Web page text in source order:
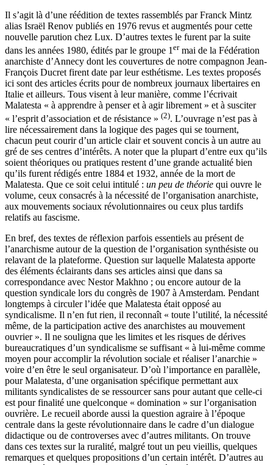
Il s’agit là d’une réédition de textes rassemblés par Franck Mintz
alias Israël Renov publiés en 1976 revus et augmentés pour cette
nouvelle parution chez Lux. D’autres textes le furent par la suite
dans les années 1980, édités par le groupe 1 ermai de la Fédération
anarchiste d’Annecy dont les couvertures de notre compagnon Jean-
François Ducret firent date par leur esthétisme. Les textes proposés
ici sont des articles écrits pour de nombreux journaux libertaires en
Italie et ailleurs. Tous visent à leur manière, comme l’écrivait
Malatesta « à apprendre à penser et à agir librement » et à susciter
« l’esprit d’association et de résistance » (2). L’ouvrage n’est pas à
lire nécessairement dans la logique des pages qui se tournent,
chacun peut courir d’un article clair et souvent concis à un autre au
gré de ses centres d’intérêts. A noter que la plupart d’entre eux qu’ils
soient théoriques ou pratiques restent d’une grande actualité bien
qu’ils furent rédigés entre 1884 et 1932, année de la mort de
Malatesta. Que ce soit celui intitulé : un peu de théorie qui ouvre le
volume, ceux consacrés à la nécessité de l’organisation anarchiste,
aux mouvements sociaux révolutionnaires ou ceux plus tardifs
relatifs au fascisme.
En bref, des textes de réflexion parfois essentiels au présent de
l’anarchisme autour de la question de l’organisation synthésiste ou
relavant de la plateforme. Question sur laquelle Malatesta apporte
des éléments éclairants dans ses articles ainsi que dans sa
correspondance avec Nestor Makhno ; ou encore autour de la
question syndicale lors du congrès de 1907 à Amsterdam. Pendant
longtemps à circuler l’idée que Malatesta était opposé au
syndicalisme. Il n’en fut rien, il reconnaît « toute l’utilité, la nécessité
même, de la participation active des anarchistes au mouvement
ouvrier ». Il ne souligna que les limites et les risques de dérives
bureaucratiques d’un syndicalisme se suffisant « à lui-même comme
moyen pour accomplir la révolution sociale et réaliser l’anarchie »
voire d’en être le seul organisateur. D’où l’importance en parallèle,
pour Malatesta, d’une organisation spécifique permettant aux
militants syndicalistes de se ressourcer sans pour autant que celle-ci
est pour finalité une quelconque « domination » sur l’organisation
ouvrière. Le recueil aborde aussi la question agraire à l’époque
centrale dans la geste révolutionnaire dans le cadre d’un dialogue
didactique ou de controverses avec d’autres militants. On trouve
dans ces textes sur la ruralité, malgré tout un peu vieillis, quelques
remarques et quelques propositions d’un certain intérêt. D’autres au